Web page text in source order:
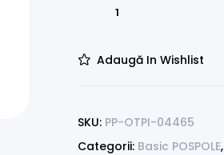
Adaugă In Wishlist
SKU: PP-OTPI-04465
Categorii: Basic POSPOLE,